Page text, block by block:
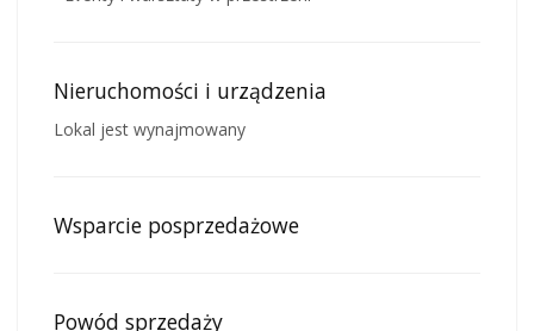
Nieruchomości i urządzenia
Lokal jest wynajmowany
Wsparcie posprzedażowe
Powód sprzedaży